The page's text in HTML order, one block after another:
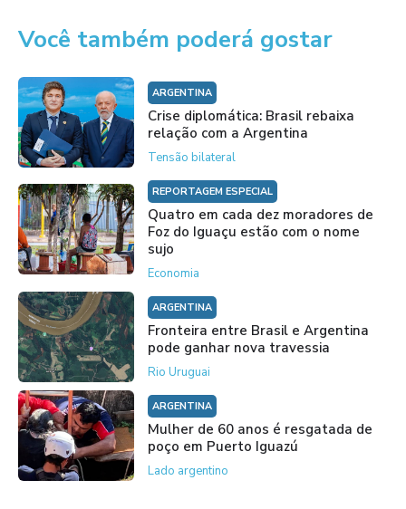
Você também poderá gostar
ARGENTINA
Crise diplomática: Brasil rebaixa
relação com a Argentina
Tensão bilateral
REPORTAGEM ESPECIAL
Quatro em cada dez moradores de
Foz do Iguaçu estão com o nome
sujo
Economia
ARGENTINA
Fronteira entre Brasil e Argentina
pode ganhar nova travessia
Rio Uruguai
ARGENTINA
Mulher de 60 anos é resgatada de
poço em Puerto Iguazú
Lado argentino